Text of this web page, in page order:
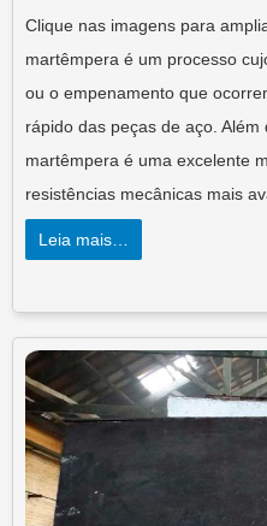
Clique nas imagens para
martêmpera é um processo
ou o empenamento que
rápido das peças de aço.
martêmpera é uma excelente
resistências mecânicas mais
Leia mais…